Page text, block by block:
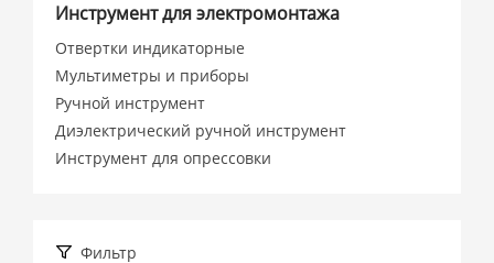
Инструмент для электромонтажа
Отвертки индикаторные
Мультиметры и приборы
Ручной инструмент
Диэлектрический ручной инструмент
Инструмент для опрессовки
Фильтр